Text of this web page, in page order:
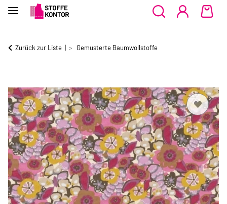
Zurück zur Liste Gemusterte Baumwollstoffe